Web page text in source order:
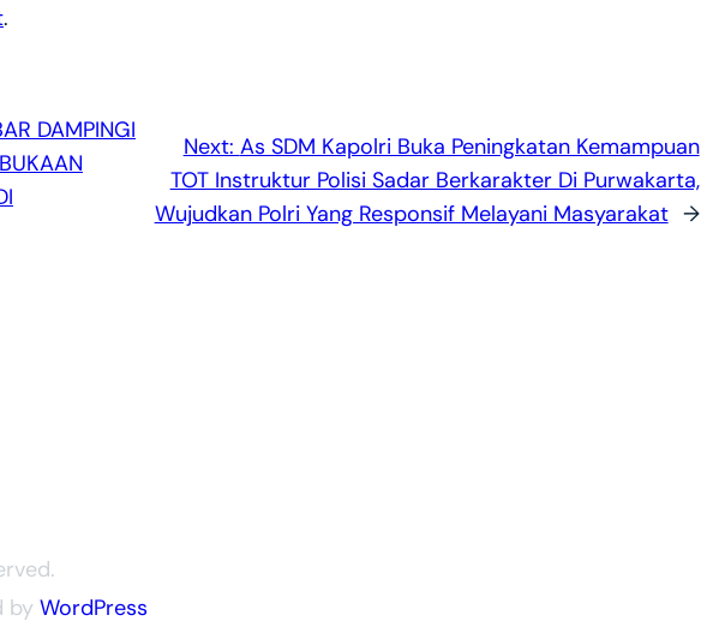
.
DAMPINGI
Next: As SDM Kapolri Buka Peningkatan Kemampuan
TOT Instruktur Polisi Sadar Berkarakter Di Purwakarta,
Wujudkan Polri Yang Responsif Melayani Masyarakat →
by WordPress